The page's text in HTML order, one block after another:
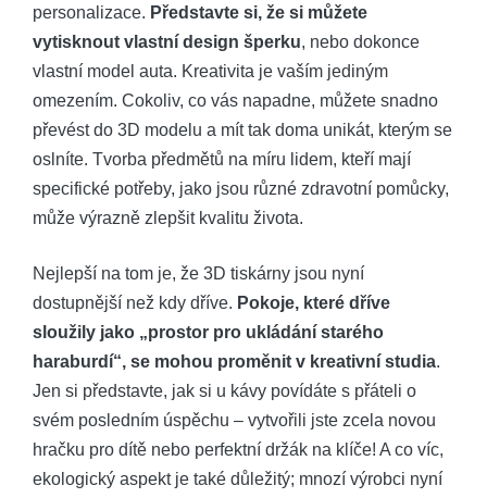
personalizace. Představte si, že si můžete
vytisknout vlastní design šperku, nebo dokonce
vlastní model auta. Kreativita je vaším jediným
omezením. Cokoliv, co vás napadne, můžete snadno
převést do 3D modelu a mít tak doma unikát, kterým se
oslníte. Tvorba předmětů na míru lidem, kteří mají
specifické potřeby, jako jsou různé zdravotní pomůcky,
může výrazně zlepšit kvalitu života.
Nejlepší na tom je, že 3D tiskárny jsou nyní
dostupnější než kdy dříve. Pokoje, které dříve
sloužily jako „prostor pro ukládání starého
haraburdí“, se mohou proměnit v kreativní studia.
Jen si představte, jak si u kávy povídáte s přáteli o
svém posledním úspěchu – vytvořili jste zcela novou
hračku pro dítě nebo perfektní držák na klíče! A co víc,
ekologický aspekt je také důležitý; mnozí výrobci nyní